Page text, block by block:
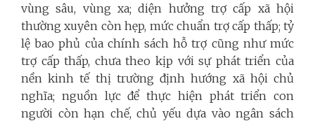
vùng sâu, vùng xa; diện hưởng trợ cấp xã hội
thường xuyên còn hẹp, mức chuẩn trợ cấp thấp; tỷ
lệ bao phủ của chính sách hỗ trợ cũng như mức
trợ cấp thấp, chưa theo kịp với sự phát triển của
nền kinh tế thị trường định hướng xã hội chủ
nghĩa; nguồn lực để thực hiện phát triển con
người còn hạn chế, chủ yếu dựa vào ngân sách